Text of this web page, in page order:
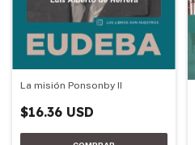
La misión Ponsonby II
$16.36 USD